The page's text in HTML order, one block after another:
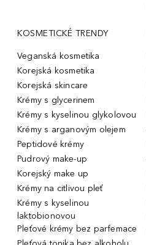
KOSMETICKÉ TRENDY
Veganská kosmetika
Korejská kosmetika
Korejská skincare
Krémy s glycerinem
Krémy s kyselinou glykolovou
Krémy s arganovým olejem
Peptidové krémy
Pudrový make-up
Korejský make up
Krémy na citlivou pleť
Krémy s kyselinou
laktobionovou
Pleťové krémy bez parfemace